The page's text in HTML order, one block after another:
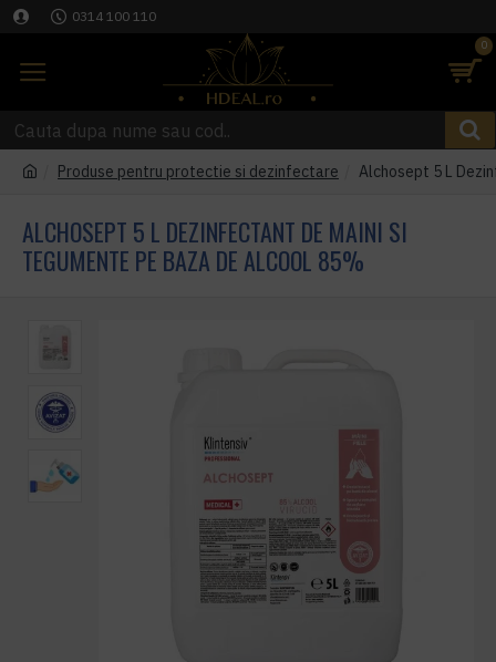
0314 100 110
0
Produse pentru protectie si dezinfectare Alchosept 5 L
ALCHOSEPT 5 L DEZINFECTANT DE MAINI SI
TEGUMENTE PE BAZA DE ALCOOL 85%